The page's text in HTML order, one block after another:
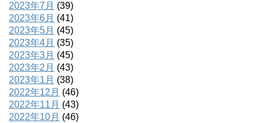
2023年7月 (39)
2023年6月 (41)
2023年5月 (45)
2023年4月 (35)
2023年3月 (45)
2023年2月 (43)
2023年1月 (38)
2022年12月 (46)
2022年11月 (43)
2022年10月 (46)